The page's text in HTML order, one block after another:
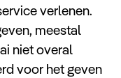
verlenen.
meestal
niet overal
voor het geven